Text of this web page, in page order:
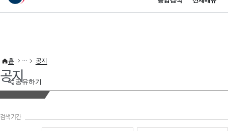
이 누리집은 대한민국 공식 전자정부 누리집입니다.
공유하기
홈 공지
공지
검색기간